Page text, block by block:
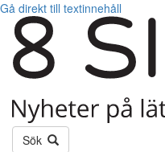
Gå direkt till textinnehåll
Sök